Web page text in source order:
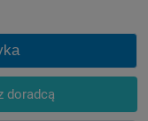
doradcą